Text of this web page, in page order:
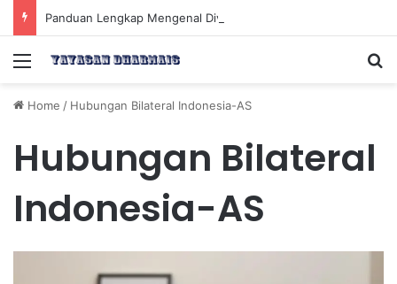
Menu
Home / Hubungan Bilateral Indonesia-AS
Hubungan Bilateral
Indonesia-AS